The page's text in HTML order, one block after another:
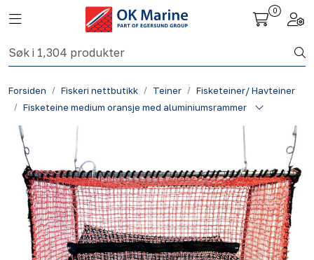
Skip to main content
Toggle navigation
0
Forsiden Fiskeri nettbutikk Teiner
Fisketeiner/ Havteiner
Fisketeine medium oransje med aluminiumsrammer
Fiskeri nettbutikk
Havbruk
Aktuelt
Om oss
Kontakt